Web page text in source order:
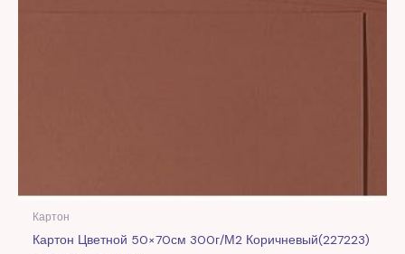
Картон
Картон Цветной 50×70см 300г/м2 Коричневый(227223)